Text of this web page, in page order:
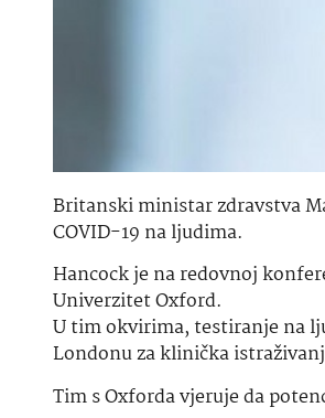
Britanski ministar zdravstva
COVID-19 na ljudima.
Hancock je na redovnoj
Univerzitet Oxford.
U tim okvirima, testiranje na
Londonu za klinička
Tim s Oxforda vjeruje da